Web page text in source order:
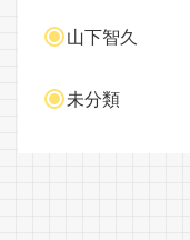
山下智久
未分類